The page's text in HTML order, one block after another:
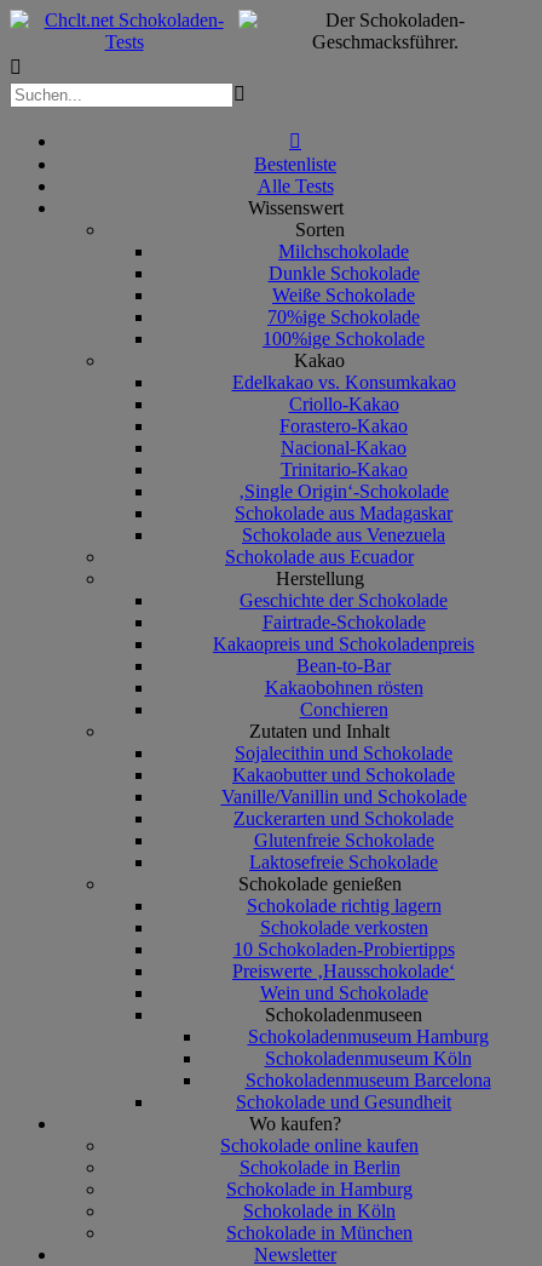



Bestenliste
Alle Tests
Wissenswert
Sorten
Milchschokolade
Dunkle Schokolade
Weiße Schokolade
70%ige Schokolade
100%ige Schokolade
Kakao
Edelkakao vs. Konsumkakao
Criollo-Kakao
Forastero-Kakao
Nacional-Kakao
Trinitario-Kakao
‚Single Origin‘-Schokolade
Schokolade aus Madagaskar
Schokolade aus Venezuela
Schokolade aus Ecuador
Herstellung
Geschichte der Schokolade
Fairtrade-Schokolade
Kakaopreis und Schokoladenpreis
Bean-to-Bar
Kakaobohnen rösten
Conchieren
Zutaten und Inhalt
Sojalecithin und Schokolade
Kakaobutter und Schokolade
Vanille/Vanillin und Schokolade
Zuckerarten und Schokolade
Glutenfreie Schokolade
Laktosefreie Schokolade
Schokolade genießen
Schokolade richtig lagern
Schokolade verkosten
10 Schokoladen-Probiertipps
Preiswerte ‚Hausschokolade‘
Wein und Schokolade
Schokoladenmuseen
Schokoladenmuseum Hamburg
Schokoladenmuseum Köln
Schokoladenmuseum Barcelona
Schokolade und Gesundheit
Wo kaufen?
Schokolade online kaufen
Schokolade in Berlin
Schokolade in Hamburg
Schokolade in Köln
Schokolade in München
Newsletter